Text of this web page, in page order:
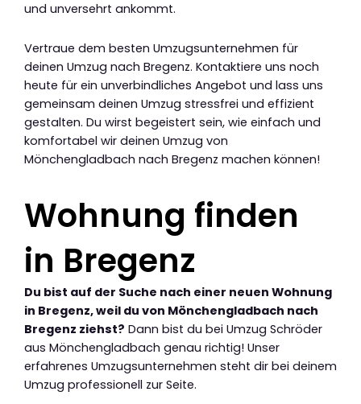
und unversehrt ankommt.
Vertraue dem besten Umzugsunternehmen für
deinen Umzug nach Bregenz. Kontaktiere uns noch
heute für ein unverbindliches Angebot und lass uns
gemeinsam deinen Umzug stressfrei und effizient
gestalten. Du wirst begeistert sein, wie einfach und
komfortabel wir deinen Umzug von
Mönchengladbach nach Bregenz machen können!
Wohnung finden
in Bregenz
Du bist auf der Suche nach einer neuen Wohnung
in Bregenz, weil du von Mönchengladbach nach
Bregenz ziehst? Dann bist du bei Umzug Schröder
aus Mönchengladbach genau richtig! Unser
erfahrenes Umzugsunternehmen steht dir bei deinem
Umzug professionell zur Seite.